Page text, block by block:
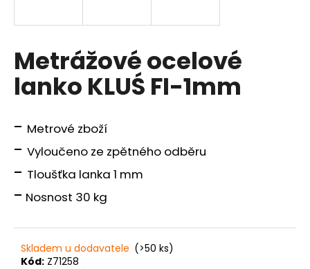
Metrážové ocelové
lanko KLUŚ FI-1mm
- Metrové zboží
- Vyloučeno ze zpětného odběru
- Tloušťka lanka 1 mm
- Nosnost 30 kg
Skladem u dodavatele (>50 ks)
Kód: Z71258
í
t
?
HLEDAT
p